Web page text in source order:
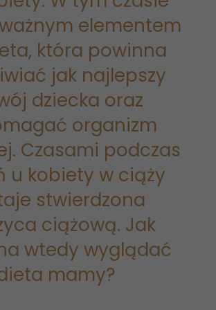
elementem
która powinna
jak najlepszy
dziecka oraz
organizm
Czasami podczas
u kobiety w ciąży
stwierdzona
ciążową. Jak
wtedy wyglądać
mamy?